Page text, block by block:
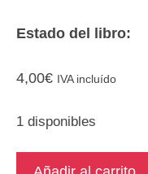
Estado del libro:
4,00€ IVA incluído
1 disponibles